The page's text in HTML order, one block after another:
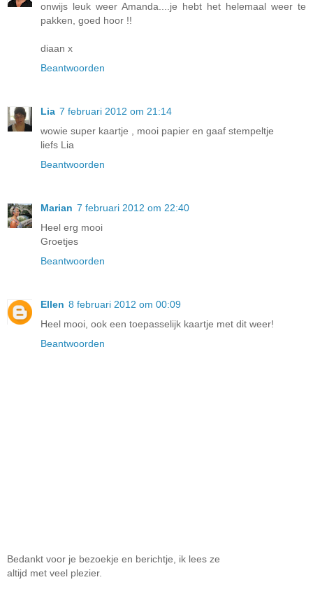
onwijs leuk weer Amanda....je hebt het helemaal weer te
pakken, goed hoor !!
diaan x
Beantwoorden
Lia 7 februari 2012 om 21:14
wowie super kaartje , mooi papier en gaaf stempeltje
liefs Lia
Beantwoorden
Marian 7 februari 2012 om 22:40
Heel erg mooi
Groetjes
Beantwoorden
Ellen 8 februari 2012 om 00:09
Heel mooi, ook een toepasselijk kaartje met dit weer!
Beantwoorden
Bedankt voor je bezoekje en berichtje, ik lees ze
altijd met veel plezier.